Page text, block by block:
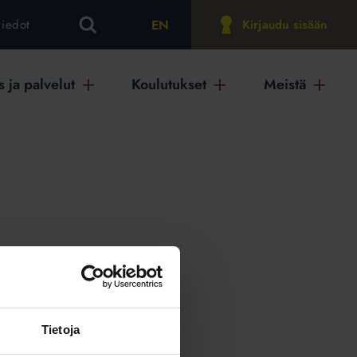
Tietoja
EN Kirjaudu sisään
ja palvelut Koulutukset Meistä